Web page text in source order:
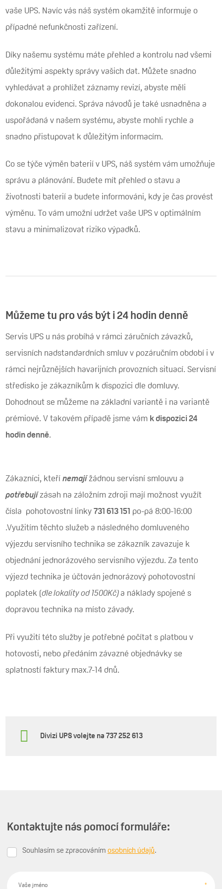
vaše UPS. Navíc vás náš systém okamžitě informuje o
případné nefunkčnosti zařízení.
Díky našemu systému máte přehled a kontrolu nad všemi
důležitými aspekty správy vašich dat. Můžete snadno
vyhledávat a prohlížet záznamy revizí, abyste měli
dokonalou evidenci. Správa návodů je také usnadněna a
uspořádaná v našem systému, abyste mohli rychle a
snadno přistupovat k důležitým informacím.
Co se týče výměn baterií v UPS, náš systém vám umožňuje
správu a plánování. Budete mít přehled o stavu a
životnosti baterií a budete informováni, kdy je čas provést
výměnu. To vám umožní udržet vaše UPS v optimálním
stavu a minimalizovat riziko výpadků.
Můžeme tu pro vás být i 24 hodin denně
Servis UPS u nás probíhá v rámci záručních závazků,
servisních nadstandardních smluv v pozáručním období i v
rámci nejrůznějších havarijních provozních situací. Servisní
středisko je zákazníkům k dispozici dle domluvy.
Dohodnout se můžeme na základní variantě i na variantě
prémiové. V takovém případě jsme vám k dispozici 24
hodin denně.
Zákazníci, kteřínemajížádnou servisní smlouvu a
potřebujízásah na záložním zdroji mají možnost využít
čísla pohotovostní linky731 613 151 po-pá 8:00-16:00
.Využitím těchto služeb a následného domluveného
výjezdu servisního technika se zákazník zavazuje k
objednání jednorázového servisního výjezdu. Za tento
výjezd technika je účtován jednorázový pohotovostní
poplatek (dle lokality od 1500Kč)a náklady spojené s
dopravou technika na místo závady.
Při využití této služby je potřebné počítat s platbou v
hotovosti, nebo předáním závazné objednávky se
splatností faktury max.7-14 dnů.
Divizi UPS volejte na 737 252 613
Kontaktujte nás pomocí formuláře:
Souhlasím
osobních
Souhlasím se zpracováním osobních údajů.
Vaše jméno *